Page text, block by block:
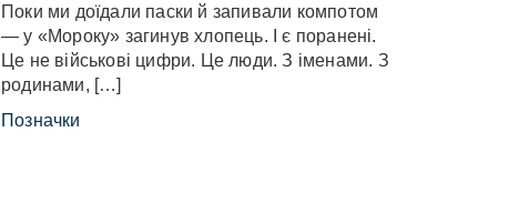
Поки ми доїдали паски й запивали компотом
— у «Мороку» загинув хлопець. І є поранені.
Це не військові цифри. Це люди. З іменами. З
родинами, […]
Позначки